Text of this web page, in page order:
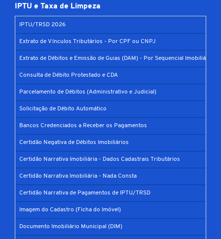
IPTU e Taxa de Limpeza
IPTU/TRSD 2026
Extrato de Vínculos Tributários - Por CPF ou CNPJ
Extrato de Débitos e Emissão de Guias (DAM) - Por Sequencial Imobiliário
Consulta de Débito Protestado e CDA
Parcelamento de Débitos (Administrativo e Judicial)
Solicitação de Débito Automático
Bancos Credenciados a Receber os Pagamentos
Certidão Negativa de Débitos Imobiliários
Certidão Narrativa Imobiliária - Dados Cadastrais Tributários
Certidão Narrativa Imobiliária - Nada Consta
Certidão Narrativa de Pagamentos de IPTU/TRSD
Imagem do Cadastro (Ficha do Imóvel)
Documento Imobiliário Municipal (DIM)